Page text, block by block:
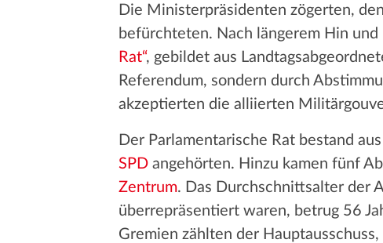
Die Ministerpräsidenten zögerten,
befürchteten. Nach längerem Hin
Rat“, gebildet aus
Referendum, sondern durch
akzeptierten die alliierten
Der Parlamentarische Rat bestand
SPDangehörten. Hinzu kamen fünf
Zentrum. Das Durchschnittsalter der
überrepräsentiert waren, betrug 56
Gremien zählten der